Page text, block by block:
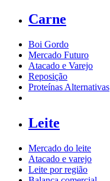
Carne
Boi Gordo
Mercado Futuro
Atacado e Varejo
Reposição
Proteínas Alternativas
Leite
Mercado do leite
Atacado e varejo
Leite por região